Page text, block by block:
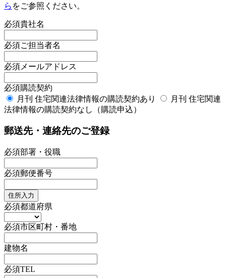
ら をご参照ください。
必須貴社名
必須ご担当者名
必須 メールアドレス
必須購読契約
月刊 住宅関連法律情報の購読契約あり
月刊 住宅関連
法律情報の購読契約なし（購読申込）
郵送先・連絡先のご登録
必須部署・役職
必須郵便番号
住所入力
必須都道府県
必須市区町村・番地
建物名
必須TEL